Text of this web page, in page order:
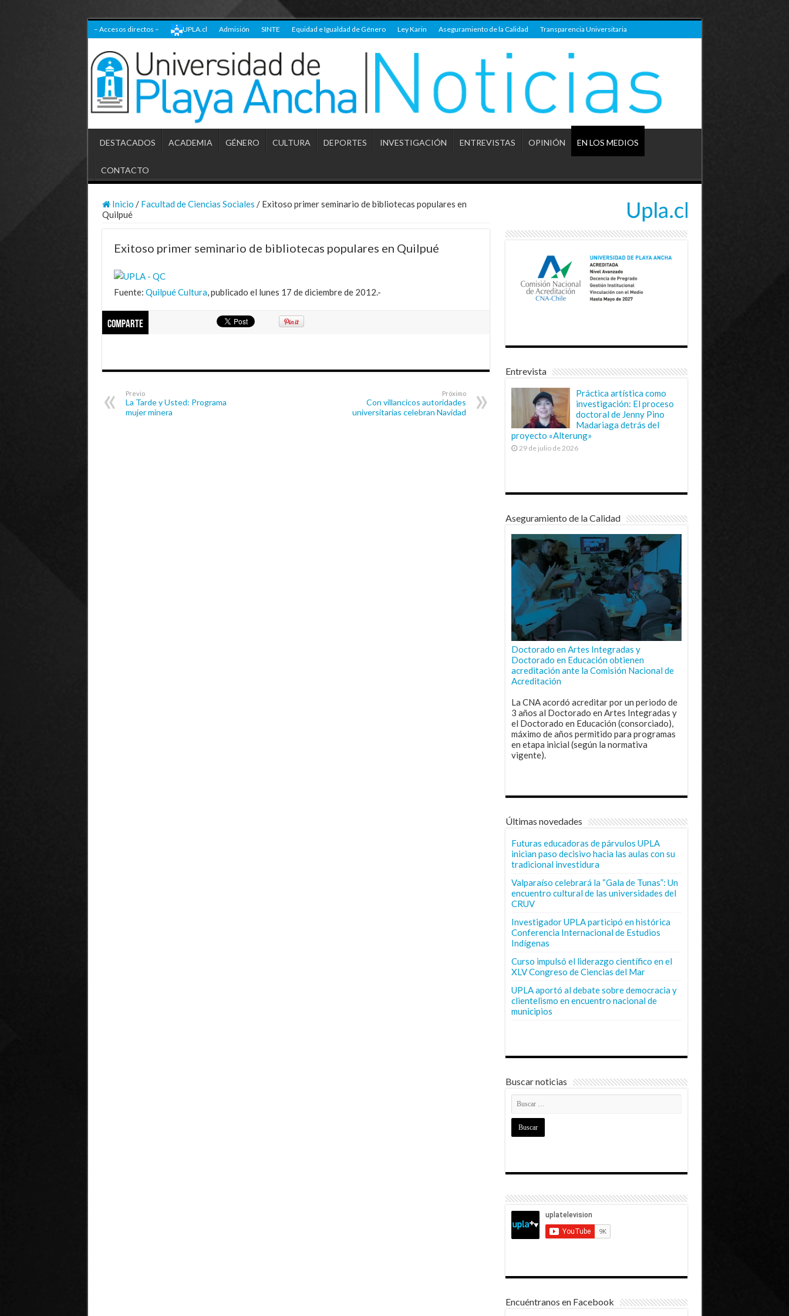
– Accesos directos – UPLA.cl Admisión SINTE Equidad e Igualdad de Género Ley Karin Aseguramiento de la Calidad Transparencia Universitaria
DESTACADOS ACADEMIA GÉNERO CULTURA DEPORTES INVESTIGACIÓN ENTREVISTAS OPINIÓN EN LOS MEDIOS
CONTACTO
Inicio / Facultad de Ciencias Sociales / Exitoso primer seminario de bibliotecas populares en
Quilpué
Exitoso primer seminario de bibliotecas populares en Quilpué
Fuente: Quilpué Cultura, publicado el lunes 17 de diciembre de 2012.-
Comparte
Previo
La Tarde y Usted: Programa
mujer minera
Próximo
Con villancicos autoridades
universitarias celebran Navidad
Entrevista
Práctica artística como
investigación: El proceso
doctoral de Jenny Pino
Madariaga detrás del
proyecto «Alterung»
29 de julio de 2026
Aseguramiento de la Calidad
Doctorado en Artes Integradas y
Doctorado en Educación obtienen
acreditación ante la Comisión Nacional de
Acreditación
La CNA acordó acreditar por un periodo de
3 años al Doctorado en Artes Integradas y
el Doctorado en Educación (consorciado),
máximo de años permitido para programas
en etapa inicial (según la normativa
vigente).
Últimas novedades
Futuras educadoras de párvulos UPLA
inician paso decisivo hacia las aulas con su
tradicional investidura
Valparaíso celebrará la “Gala de Tunas”: Un
encuentro cultural de las universidades del
CRUV
Investigador UPLA participó en histórica
Conferencia Internacional de Estudios
Indígenas
Curso impulsó el liderazgo científico en el
XLV Congreso de Ciencias del Mar
UPLA aportó al debate sobre democracia y
clientelismo en encuentro nacional de
municipios
Buscar noticias
Encuéntranos en Facebook